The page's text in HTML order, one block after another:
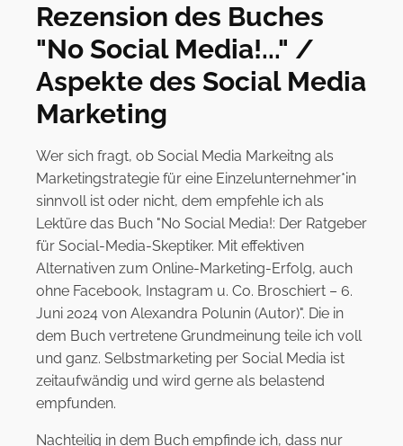
Rezension des Buches
"No Social Media!..." /
Aspekte des Social Media
Marketing
Wer sich fragt, ob Social Media Markeitng als
Marketingstrategie für eine Einzelunternehmer*in
sinnvoll ist oder nicht, dem empfehle ich als
Lektüre das Buch "No Social Media!: Der Ratgeber
für Social-Media-Skeptiker. Mit effektiven
Alternativen zum Online-Marketing-Erfolg, auch
ohne Facebook, Instagram u. Co. Broschiert – 6.
Juni 2024 von Alexandra Polunin (Autor)". Die in
dem Buch vertretene Grundmeinung teile ich voll
und ganz. Selbstmarketing per Social Media ist
zeitaufwändig und wird gerne als belastend
empfunden.
Nachteilig in dem Buch empfinde ich, dass nur